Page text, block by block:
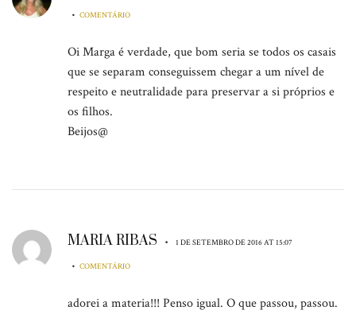
• COMENTÁRIO
Oi Marga é verdade, que bom seria se todos os casais
que se separam conseguissem chegar a um nível de
respeito e neutralidade para preservar a si próprios e
os filhos.
Beijos@
MARIA RIBAS • 1 DE SETEMBRO DE 2016 AT 15:07
• COMENTÁRIO
adorei a materia!!! Penso igual. O que passou, passou.